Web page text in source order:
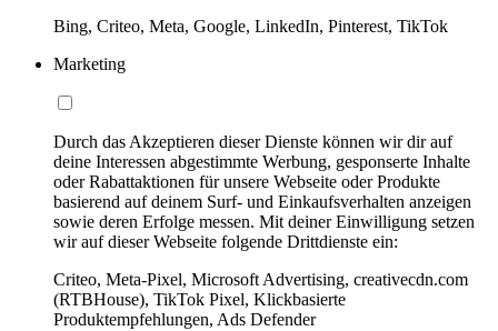
Bing, Criteo, Meta, Google, LinkedIn, Pinterest, TikTok
Marketing
Durch das Akzeptieren dieser Dienste können wir dir auf
deine Interessen abgestimmte Werbung, gesponserte Inhalte
oder Rabattaktionen für unsere Webseite oder Produkte
basierend auf deinem Surf- und Einkaufsverhalten anzeigen
sowie deren Erfolge messen. Mit deiner Einwilligung setzen
wir auf dieser Webseite folgende Drittdienste ein:
Criteo, Meta-Pixel, Microsoft Advertising, creativecdn.com
(RTBHouse), TikTok Pixel, Klickbasierte
Produktempfehlungen, Ads Defender